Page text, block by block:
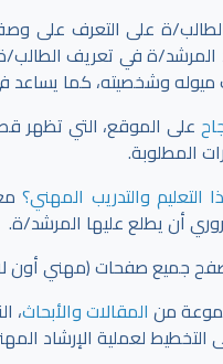
ة على التعرف على
المرشد/ة في تعريف
ميوله وشخصيته، كما
على الموقع، التي تظهر
المطلوبة.
التعليم والتدريب المهني؟
أن يطلع عليها المرشد/ة.
جميع صفحات (مهني أون
من المقالات والأبحاث،
التخطيط لعملية الإرشاد